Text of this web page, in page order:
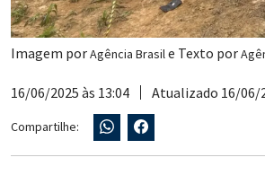
Imagem porAgência Brasile Texto por
16/06/2025 às 13:04 Atualizado 16/06/
Compartilhe: